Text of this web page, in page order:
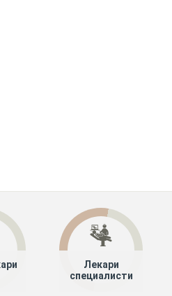
Лекари
специалисти